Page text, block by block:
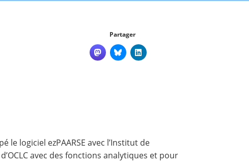
Partager
le logiciel ezPAARSE avec l’Institut de
avec des fonctions analytiques et pour